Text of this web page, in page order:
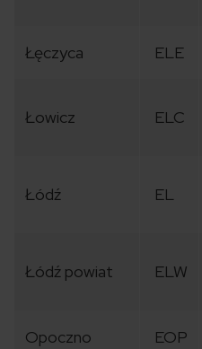
Łęczyca ELE
Łowicz ELC
Łódź EL
Łódź powiat ELW
Opoczno EOP